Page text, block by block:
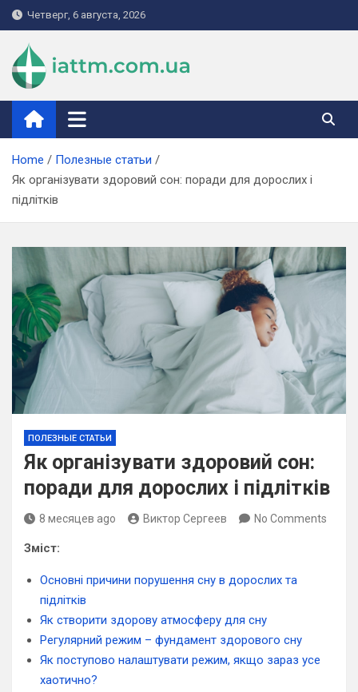
Skip
to
content
Четверг, 6 августа, 2026
iattm.com.ua
Home
Полезные статьи
Як організувати здоровий сон: поради для дорослих і
підлітків
ПОЛЕЗНЫЕ СТАТЬИ
Як організувати здоровий сон:
поради для дорослих і підлітків
8 месяцев ago Виктор Сергеев No Comments
Зміст:
Основні причини порушення сну в дорослих та
підлітків
Як створити здорову атмосферу для сну
Регулярний режим – фундамент здорового сну
Як поступово налаштувати режим, якщо зараз усе
хаотично?